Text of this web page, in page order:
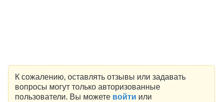
К сожалению, оставлять отзывы или задавать
вопросы могут только авторизованные
пользователи. Вы можете войти или